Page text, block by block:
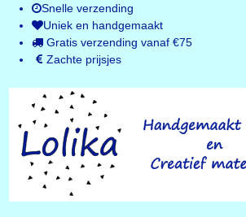
Snelle verzending
Uniek en handgemaakt
Gratis verzending vanaf €75
Zachte prijsjes